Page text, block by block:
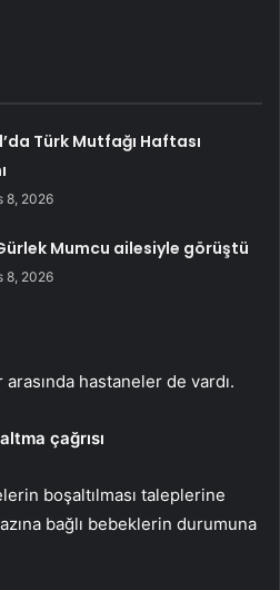
Türk Mutfağı Haftası
8, 2026
Mumcu ailesiyle görüştü
8, 2026
arasında hastaneler de vardı.
çağrısı
boşaltılması taleplerine
bağlı bebeklerin durumuna